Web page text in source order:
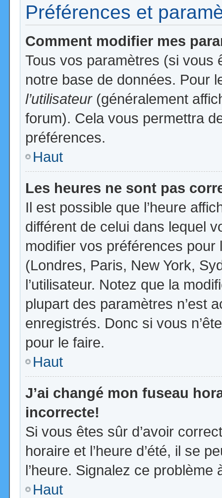
Préférences et
Comment modifier mes
Tous vos paramètres (si vous
notre base de données. Pour
l’utilisateur(généralement
forum). Cela vous permettra
préférences.
Haut
Les heures ne sont pas
Il est possible que l’heure
différent de celui dans lequel
modifier vos préférences
(Londres, Paris, New York,
l’utilisateur. Notez que la
plupart des paramètres n’est
enregistrés. Donc si vous
pour le faire.
Haut
J’ai changé mon fuseau
incorrecte!
Si vous êtes sûr d’avoir
horaire et l’heure d’été, il se
l’heure. Signalez ce problème
Haut